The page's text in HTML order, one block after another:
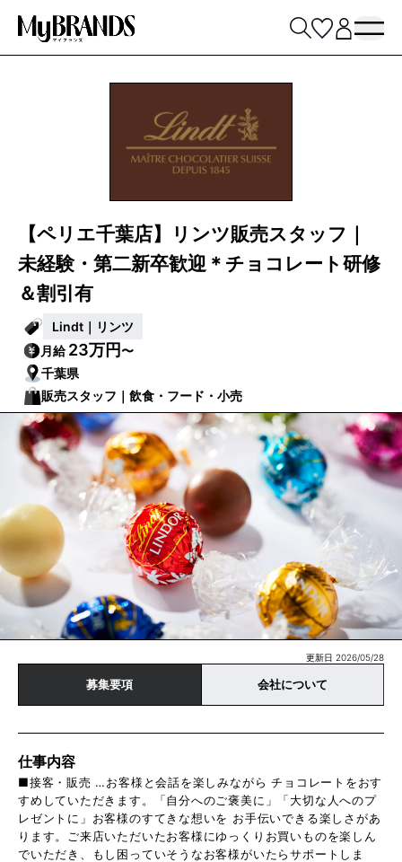
【ペリエ千葉店】リンツ販売スタッフ｜
未経験・第二新卒歓迎＊チョコレート研修
＆割引有
Lindt｜リンツ
月給23万円〜
千葉県
販売スタッフ｜飲食・フード・小売
更新日 2026/05/28
募集要項 会社について
仕事内容
■接客・販売 …お客様と会話を楽しみながら チョコレートをおす
すめしていただきます。「自分へのご褒美に」「大切な人へのプ
レゼントに」お客様のすてきな想いを お手伝いできる楽しさがあ
ります。ご来店いただいたお客様にゆっくりお買いものを楽しん
でいただき、もし困っていそうなお客様がいたらサポートしま